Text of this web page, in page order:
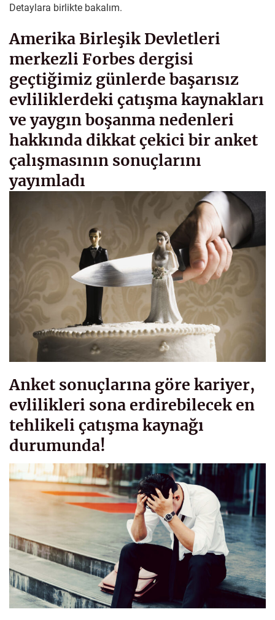
Detaylara birlikte bakalım.
Amerika Birleşik Devletleri
merkezli Forbes dergisi
geçtiğimiz günlerde başarısız
evliliklerdeki çatışma kaynakları
ve yaygın boşanma nedenleri
hakkında dikkat çekici bir anket
çalışmasının sonuçlarını
yayımladı
Anket sonuçlarına göre kariyer,
evlilikleri sona erdirebilecek en
tehlikeli çatışma kaynağı
durumunda!